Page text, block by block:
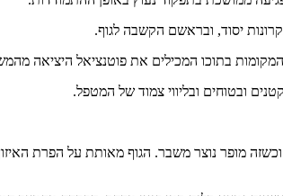
יסוד, ובראשם הקשבה לגוף.
בתוכו המכילים את פוטנציאל היציאה
ובטוחים ובליווי צמוד של המטפל.
וכשזה מופר נוצר משבר. הגוף מאותת על הפרת